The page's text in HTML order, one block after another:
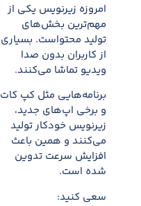
امروزه زیرنویس یکی از
مهم‌ترین بخش‌های
تولید محتواست. بسیاری
از کاربران بدون صدا
ویدیو تماشا می‌کنند.
برنامه‌هایی مثل کپ کات
و برخی اپ‌های جدید،
زیرنویس خودکار تولید
می‌کنند و همین باعث
افزایش سرعت تدوین
شده است.
سعی کنید: